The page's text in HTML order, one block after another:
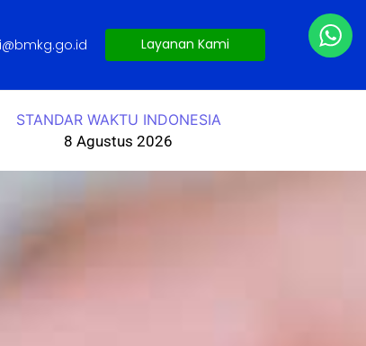
Layanan Kami
STANDAR WAKTU INDONESIA
8 Agustus 2026